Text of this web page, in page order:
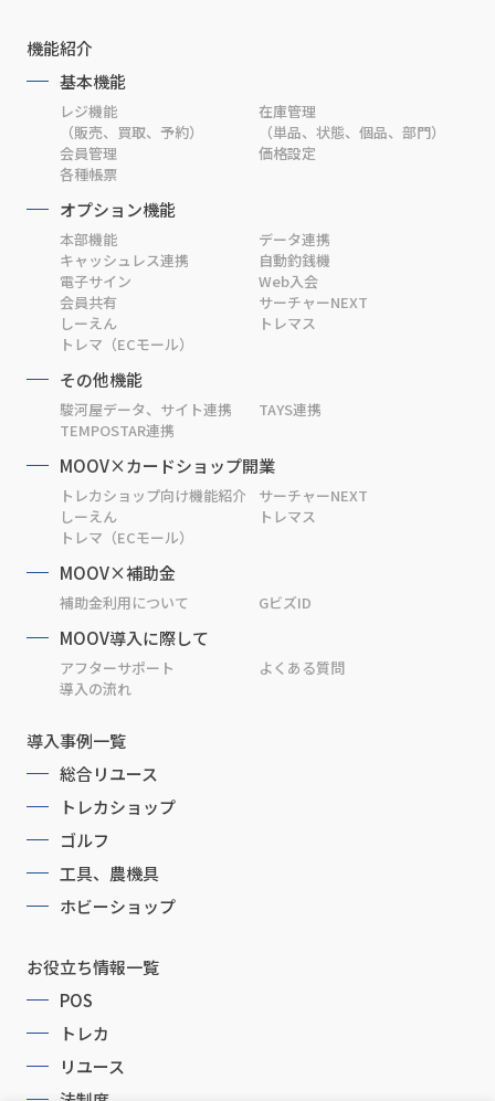
機能紹介
基本機能
レジ機能
（販売、買取、予約）
在庫管理
（単品、状態、個品、部門）
会員管理
価格設定
各種帳票
オプション機能
本部機能
データ連携
キャッシュレス連携
自動釣銭機
電子サイン
Web入会
会員共有
サーチャーNEXT
しーえん
トレマス
トレマ（ECモール）
その他機能
駿河屋データ、サイト連携
TAYS連携
TEMPOSTAR連携
MOOV×カードショップ開業
トレカショップ向け機能紹介
サーチャーNEXT
しーえん
トレマス
トレマ（ECモール）
MOOV×補助金
補助金利用について GビズID
MOOV導入に際して
アフターサポート
よくある質問
導入の流れ
導入事例一覧
総合リユース
トレカショップ
ゴルフ
工具、農機具
ホビーショップ
お役立ち情報一覧
POS
トレカ
リユース